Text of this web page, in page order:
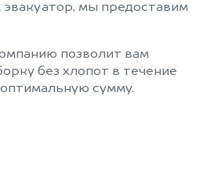
эвакуатор, мы предоставим
позволит вам
без хлопот в течение
сумму.